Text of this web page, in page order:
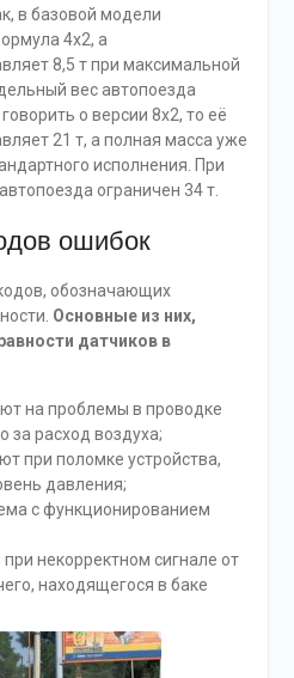
в базовой модели
4х2, а
8,5 т при максимальной
вес автопоезда
о версии 8х2, то её
21 т, а полная масса уже
исполнения. При
ограничен 34 т.
ошибок
обозначающих
Основные из них,
датчиков в
на проблемы в проводке
за расход воздуха;
при поломке устройства,
давления;
с функционированием
некорректном сигнале от
находящегося в баке